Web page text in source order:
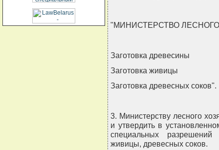
"МИНИСТЕРСТВО
Заготовка древесины
Заготовка живицы
Заготовка древесных соков".
3. Министерству лесного
и утвердить в
специальных
живицы, древесных соков.